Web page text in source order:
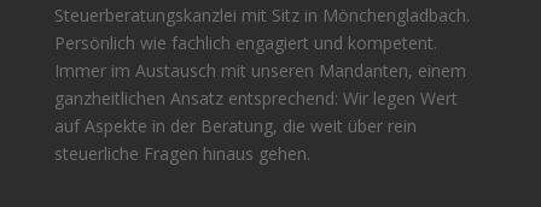
Steuerberatungskanzlei mit Sitz in Mönchengladbach.
Persönlich wie fachlich engagiert und kompetent.
Immer im Austausch mit unseren Mandanten, einem
ganzheitlichen Ansatz entsprechend: Wir legen Wert
auf Aspekte in der Beratung, die weit über rein
steuerliche Fragen hinaus gehen.